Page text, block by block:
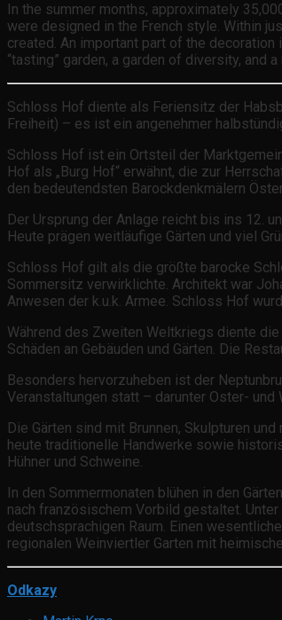
In the summer months, approximately
were designed in the French style. Within
created. An important part of the
“tasting” garden, a garden of diversity, and
Schloss Hof diente als Feriensitz der
Freiheit) – es ist ein angenehmer
Schloss Hof ist ein Ortsteil der
Hof als „Burg Hof“ erwähnt, die zur
den bedeutendsten Barockdenkmälern
Der Ursprung der Anlage reicht bis ins 12.
Heute prägen weitläufige Gärten und viel
Schloss Hof gilt als die größte barocke
Sommersitz verwirklichte. Architekt war
Anwesen der k.u.k. Armee. Schloss Hof
Während des Zweiten Weltkriegs diente
Schäden an Gebäuden und Gärten. Die
Besonders hervorzuheben ist der
Veranstaltungen statt – darunter Oster-
Die Gärten sind mit Brunnen, Skulpturen
heute traditionelle Handwerke sowie
Hühner und Schweine.
In den Sommermonaten blühen in den
nach französischem Vorbild gestaltet.
deutschsprachigen Raum. Einen
regionalen Weinviertler Garten mit
Odkazy